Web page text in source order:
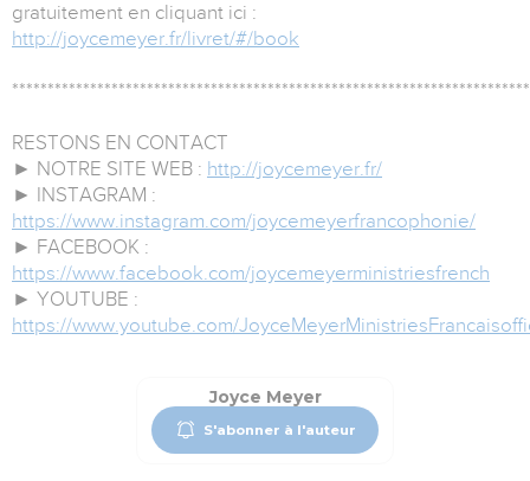
gratuitement en cliquant ici :
http://joycemeyer.fr/livret/#/book
RESTONS EN CONTACT
► NOTRE SITE WEB : http://joycemeyer.fr/
► INSTAGRAM :
https://www.instagram.com/joycemeyerfrancophonie/
► FACEBOOK :
https://www.facebook.com/joycemeyerministriesfrench
► YOUTUBE :
https://www.youtube.com/
Joyce Meyer
S'abonner à l'auteur